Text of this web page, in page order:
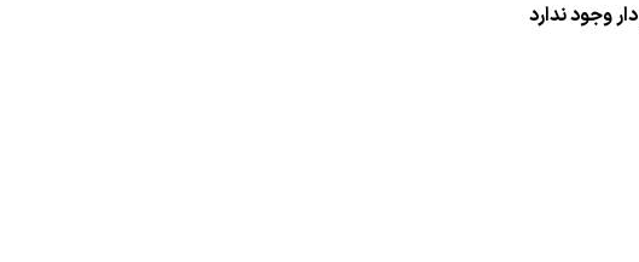
وجود ندارد